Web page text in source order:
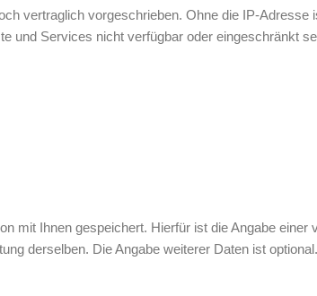
vertraglich vorgeschrieben. Ohne die IP-Adresse
und Services nicht verfügbar oder eingeschränkt
mit Ihnen gespeichert. Hierfür ist die Angabe
derselben. Die Angabe weiterer Daten ist optional.